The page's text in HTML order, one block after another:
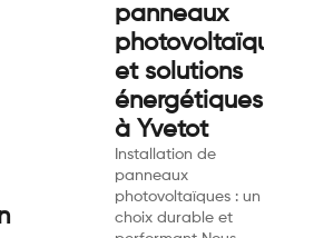
panneaux
photovoltaïques
et solutions
énergétiques
à Yvetot
Installation de
panneaux
photovoltaïques : un
choix durable et